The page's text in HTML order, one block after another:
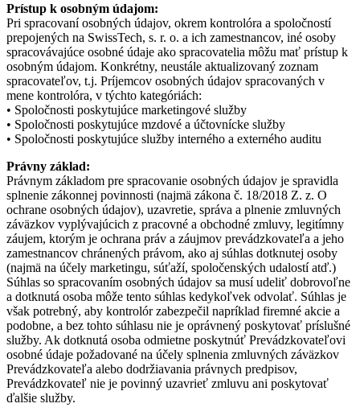
Prístup k osobným údajom:
Pri spracovaní osobných údajov, okrem kontrolóra a spoločností
prepojených na SwissTech, s. r. o. a ich zamestnancov, iné osoby
spracovávajúce osobné údaje ako spracovatelia môžu mať prístup k
osobným údajom. Konkrétny, neustále aktualizovaný zoznam
spracovateľov, t.j. Príjemcov osobných údajov spracovaných v
mene kontrolóra, v týchto kategóriách:
• Spoločnosti poskytujúce marketingové služby
• Spoločnosti poskytujúce mzdové a účtovnícke služby
• Spoločnosti poskytujúce služby interného a externého auditu
Právny základ:
Právnym základom pre spracovanie osobných údajov je spravidla
splnenie zákonnej povinnosti (najmä zákona č. 18/2018 Z. z. O
ochrane osobných údajov), uzavretie, správa a plnenie zmluvných
záväzkov vyplývajúcich z pracovné a obchodné zmluvy, legitímny
záujem, ktorým je ochrana práv a záujmov prevádzkovateľa a jeho
zamestnancov chránených právom, ako aj súhlas dotknutej osoby
(najmä na účely marketingu, súťaží, spoločenských udalostí atď.)
Súhlas so spracovaním osobných údajov sa musí udeliť dobrovoľne
a dotknutá osoba môže tento súhlas kedykoľvek odvolať. Súhlas je
však potrebný, aby kontrolór zabezpečil napríklad firemné akcie a
podobne, a bez tohto súhlasu nie je oprávnený poskytovať príslušné
služby. Ak dotknutá osoba odmietne poskytnúť Prevádzkovateľovi
osobné údaje požadované na účely splnenia zmluvných záväzkov
Prevádzkovateľa alebo dodržiavania právnych predpisov,
Prevádzkovateľ nie je povinný uzavrieť zmluvu ani poskytovať
ďalšie služby.